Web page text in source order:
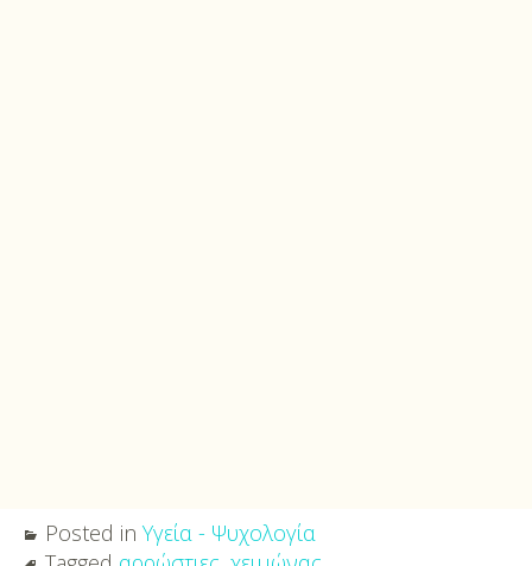
Posted in Υγεία - Ψυχολογία